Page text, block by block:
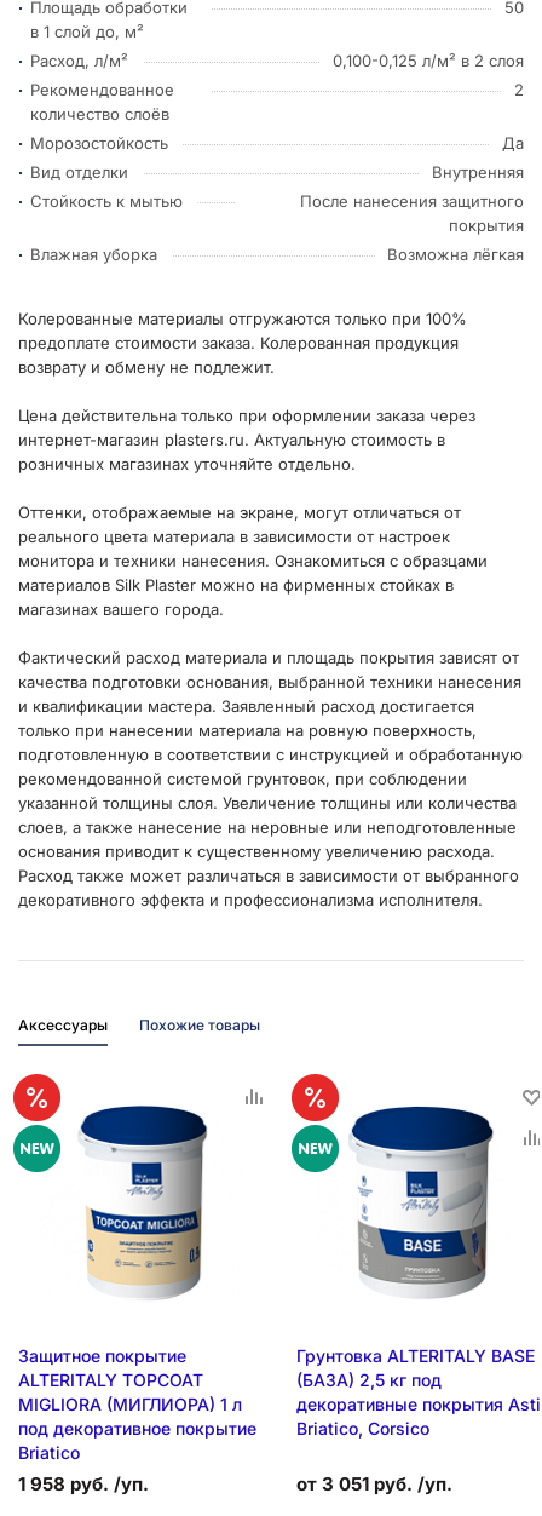
Площадь обработки
в 1 слой до, м²
50
Расход, л/м²
0,100-0,125 л/м² в 2 слоя
Рекомендованное
количество слоёв
2
Морозостойкость
Да
Вид отделки
Внутренняя
Стойкость к мытью
После нанесения защитного
покрытия
Влажная уборка
Возможна лёгкая
Колерованные материалы отгружаются только при 100%
предоплате стоимости заказа. Колерованная продукция
возврату и обмену не подлежит.
Цена действительна только при оформлении заказа через
интернет-магазин plasters.ru. Актуальную стоимость в
розничных магазинах уточняйте отдельно.
Оттенки, отображаемые на экране, могут отличаться от
реального цвета материала в зависимости от настроек
монитора и техники нанесения. Ознакомиться с образцами
материалов Silk Plaster можно на фирменных стойках в
магазинах вашего города.
Фактический расход материала и площадь покрытия зависят от
качества подготовки основания, выбранной техники нанесения
и квалификации мастера. Заявленный расход достигается
только при нанесении материала на ровную поверхность,
подготовленную в соответствии с инструкцией и обработанную
рекомендованной системой грунтовок, при соблюдении
указанной толщины слоя. Увеличение толщины или количества
слоев, а также нанесение на неровные или неподготовленные
основания приводит к существенному увеличению расхода.
Расход также может различаться в зависимости от выбранного
декоративного эффекта и профессионализма исполнителя.
Аксессуары Похожие товары
Защитное покрытие
ALTERITALY TOPCOAT
MIGLIORA (МИГЛИОРА) 1 л
под декоративное покрытие
Briatico
1 958 руб. /уп.
Грунтовка ALTERITALY BASE
(БАЗА) 2,5 кг под
декоративные покрытия
Briatico, Corsico
от 3 051 руб. /уп.